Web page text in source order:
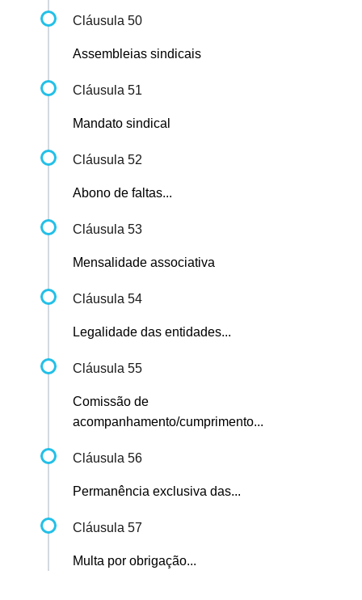
Cláusula 50
Assembleias sindicais
Cláusula 51
Mandato sindical
Cláusula 52
Abono de faltas...
Cláusula 53
Mensalidade associativa
Cláusula 54
Legalidade das entidades...
Cláusula 55
Comissão de
acompanhamento/cumprimento...
Cláusula 56
Permanência exclusiva das...
Cláusula 57
Multa por obrigação...